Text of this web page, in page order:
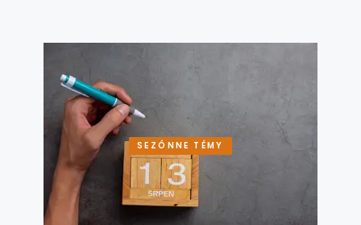
SEZÓNNE TÉMY